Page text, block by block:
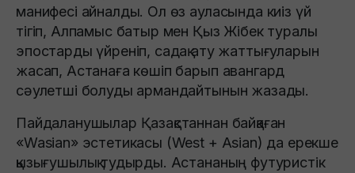
манифесі айналды. Ол өз ауласында киіз үй
тігіп, Алпамыс батыр мен Қыз Жібек туралы
эпостарды үйреніп, садақ ату жаттығуларын
жасап, Астанаға көшіп барып авангард
сәулетші болуды армандайтынын жазады.
Пайдаланушылар Қазақстаннан байқаған
«Wasian» эстетикасы (West + Asian) да ерекше
қызығушылық тудырды. Астананың футуристік